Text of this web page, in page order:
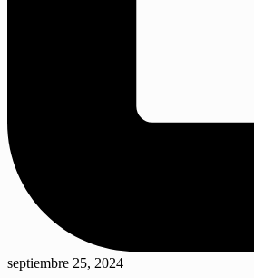
septiembre 25, 2024